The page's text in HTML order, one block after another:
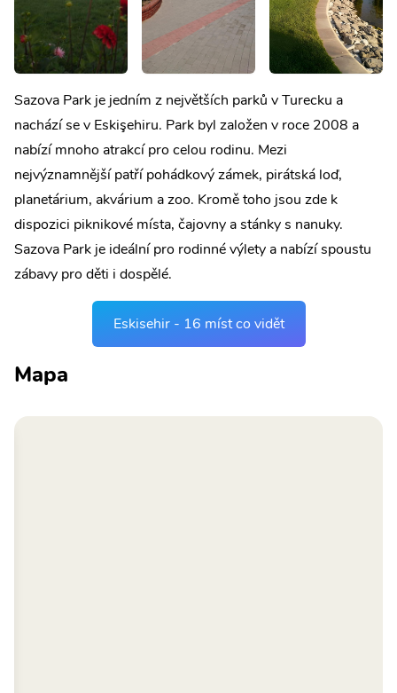
Sazova Park je jedním z největších parků v Turecku a
nachází se v Eskişehiru. Park byl založen v roce 2008 a
nabízí mnoho atrakcí pro celou rodinu. Mezi
nejvýznamnější patří pohádkový zámek, pirátská loď,
planetárium, akvárium a zoo. Kromě toho jsou zde k
dispozici piknikové místa, čajovny a stánky s nanuky.
Sazova Park je ideální pro rodinné výlety a nabízí spoustu
zábavy pro děti i dospělé.
Eskisehir - 16 míst co vidět
Mapa